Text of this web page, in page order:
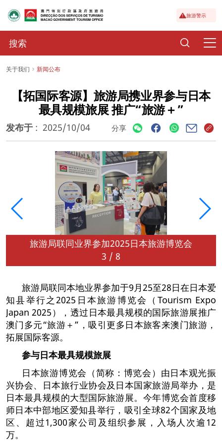
旅游警示
关于我们 新闻公布
【拓国际客源】旅游局携业界参与日本
最具规模旅展 推广“旅游＋”
发布于 : 2025/10/04 分享
旅游局联同业界参加2025日本旅游博览会
3 / 8
旅游局联同本地业界参加于9月25至28日在日本爱
知县举行之2025日本旅游博览会（Tourism Expo
Japan 2025），透过日本最具规模的国际旅游展推广
澳门多元“旅游＋”，吸引更多日本旅客来澳门旅游，
拓展国际客源。
参与日本最具规模旅展
日本旅游博览会（简称：博览会）由日本观光振
兴协会、日本旅行业协会及日本国家旅游局举办，是
日本最具规模的大型国际旅游展。今年博览会首度移
师日本中部地区爱知县举行，吸引全球82个国家及地
区、超过1,300家公司及组织参展，入场人次逾12
万。